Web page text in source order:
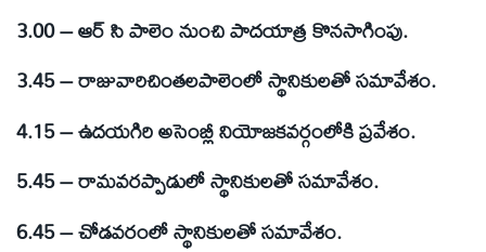
3.00 – ఆర్ సి పాలెం నుంచి పాదయాత్ర కొనసాగింపు.
3.45 – రాజువారిచింతలపాలెంలో స్థానికులతో సమావేశం.
4.15 – ఉదయగిరి అసెంబ్లీ నియోజకవర్గంలోకి ప్రవేశం.
5.45 – రామవరప్పాడులో స్థానికులతో సమావేశం.
6.45 – చోడవరంలో స్థానికులతో సమావేశం.